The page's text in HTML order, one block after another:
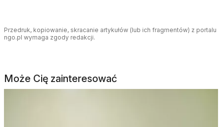
Przedruk, kopiowanie, skracanie artykułów (lub ich fragmentów) z portalu
ngo.pl wymaga zgody redakcji.
Może Cię zainteresować